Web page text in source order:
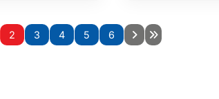
2 3 4 5 6